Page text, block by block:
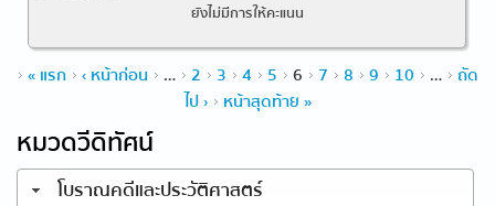
ยังไม่มีการให้คะแนน
หน้า
« แรก ‹ หน้าก่อน … 2 3 4 5 6 7 8 9 10 … ถัด
ไป ›
หน้าสุดท้าย »
หมวดวีดิทัศน์
โบราณคดีและประวัติศาสตร์